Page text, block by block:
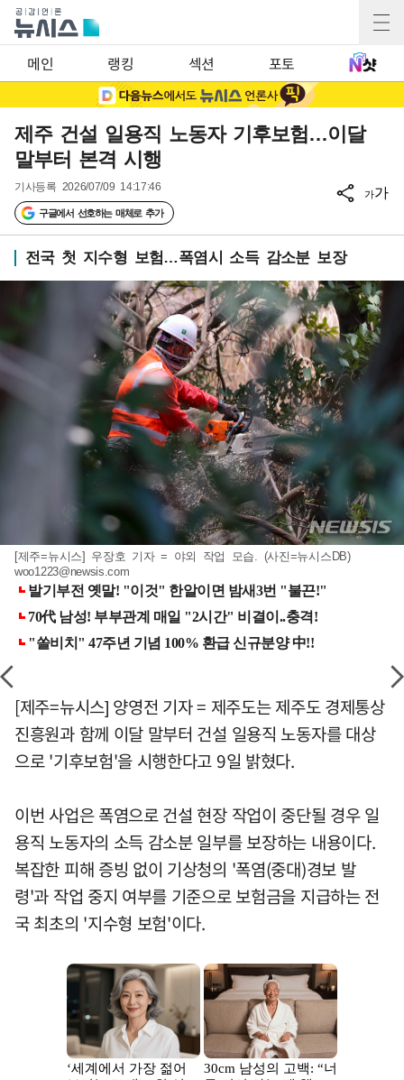
메인 랭킹 섹션 포토
제주 건설 일용직 노동자 기후보험…이달
말부터 본격 시행
기사등록 2026/07/09 14:17:46
구글에서 선호하는 매체로 추가
가가
전국 첫 지수형 보험…폭염시 소득 감소분 보장
[제주=뉴시스] 우장호 기자 = 야외 작업 모습. (사진=뉴시스DB)
woo1223@newsis.com
[제주=뉴시스] 양영전 기자 = 제주도는 제주도 경제통상
진흥원과 함께 이달 말부터 건설 일용직 노동자를 대상
으로 '기후보험'을 시행한다고 9일 밝혔다.
이번 사업은 폭염으로 건설 현장 작업이 중단될 경우 일
용직 노동자의 소득 감소분 일부를 보장하는 내용이다.
복잡한 피해 증빙 없이 기상청의 '폭염(중대)경보 발
령'과 작업 중지 여부를 기준으로 보험금을 지급하는 전
국 최초의 '지수형 보험'이다.